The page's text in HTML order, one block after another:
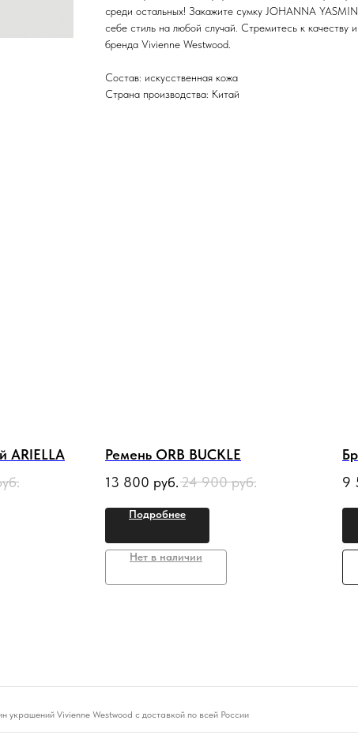
среди остальных! Закажите сумку JOHANNA
себе стиль на любой случай. Стремитесь к качеству
бренда Vivienne Westwood.
Состав: искусственная кожа
Страна производства: Китай
ARIELLA
Ремень ORB BUCKLE
13 800 руб.24 900 руб.
Подробнее
Нет в наличии
9
украшений Vivienne Westwood с доставкой по всей России